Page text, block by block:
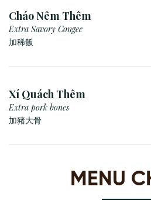
Cháo Nêm Thêm
Extra Savory Congee
加稀飯
Xí Quách Thêm
Extra pork bones
加豬大骨
MENU